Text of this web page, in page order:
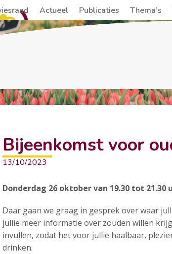
Actueel Publicaties Thema’s
Bijeenkomst voor
13/10/2023
Donderdag 26 oktober van 19.30 tot 21.30
Daar gaan we graag in gesprek over waar
jullie meer informatie over zouden willen
invullen, zodat het voor jullie haalbaar,
drinken.